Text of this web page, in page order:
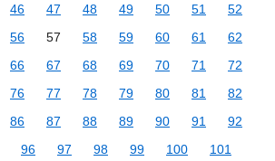
46 47 48 49 50 51
52
56 57 58 59 60 61
62
66 67 68 69 70 71
72
76 77 78 79 80 81
82
86 87 88 89 90 91
92
96 97 98 99 100
101